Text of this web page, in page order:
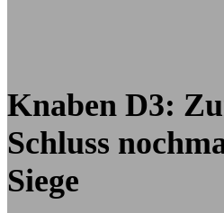
Knaben D3:
Schluss
Siege